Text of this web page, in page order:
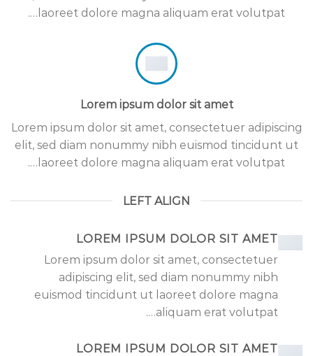
laoreet dolore magna aliquam erat volutpat….
Lorem ipsum dolor sit amet
Lorem ipsum dolor sit amet, consectetuer adipiscing
elit, sed diam nonummy nibh euismod tincidunt ut
laoreet dolore magna aliquam erat volutpat….
LEFT ALIGN
LOREM IPSUM DOLOR SIT AMET
Lorem ipsum dolor sit amet, consectetuer
adipiscing elit, sed diam nonummy nibh
euismod tincidunt ut laoreet dolore magna
aliquam erat volutpat….
LOREM IPSUM DOLOR SIT AMET